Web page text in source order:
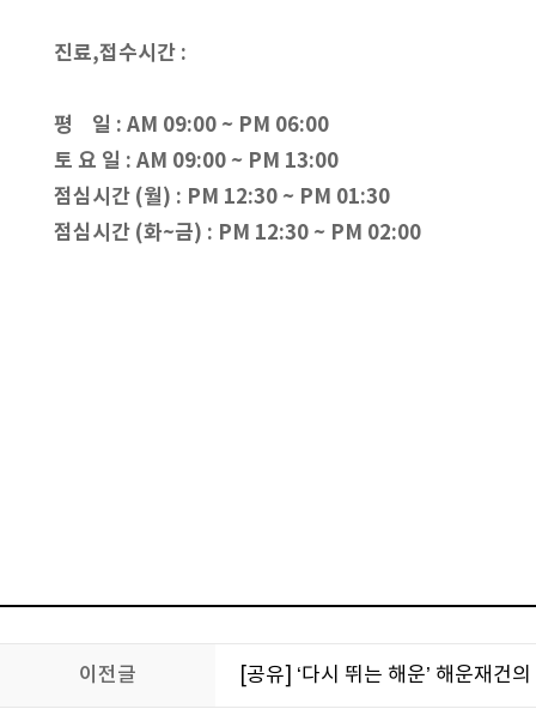
진료,접수시간 :
평 일 : AM 09:00 ~ PM 06:00
토 요 일 : AM 09:00 ~ PM 13:00
점심시간 (월) : PM 12:30 ~ PM 01:30
점심시간 (화~금) : PM 12:30 ~ PM 02:00
이전글 [공유] ‘다시 뛰는 해운’ 해운재